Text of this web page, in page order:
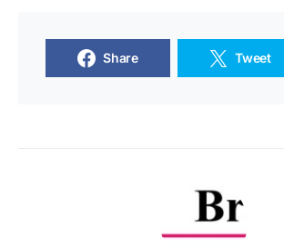
Share Tweet